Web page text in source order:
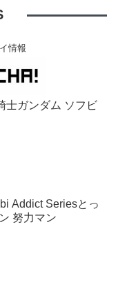
情報
士ガンダム ソフビ
Addict Seriesとっ
努力マン